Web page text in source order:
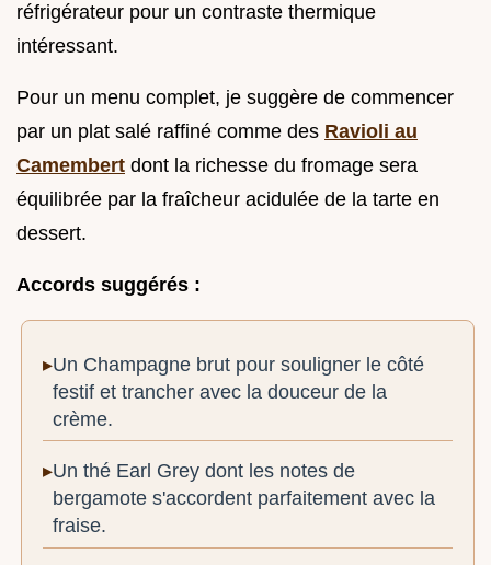
réfrigérateur pour un contraste thermique
intéressant.
Pour un menu complet, je suggère de commencer
par un plat salé raffiné comme des Ravioli au
Camembert dont la richesse du fromage sera
équilibrée par la fraîcheur acidulée de la tarte en
dessert.
Accords suggérés :
Un Champagne brut pour souligner le côté
festif et trancher avec la douceur de la
crème.
Un thé Earl Grey dont les notes de
bergamote s'accordent parfaitement avec la
fraise.